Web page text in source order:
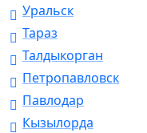
Уральск
Тараз
Талдыкорган
Петропавловск
Павлодар
Кызылорда